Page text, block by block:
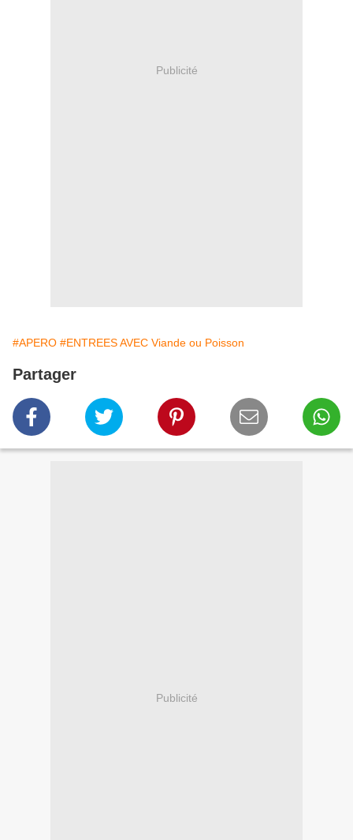
Publicité
#APERO #ENTREES AVEC Viande ou Poisson
Partager
Publicité